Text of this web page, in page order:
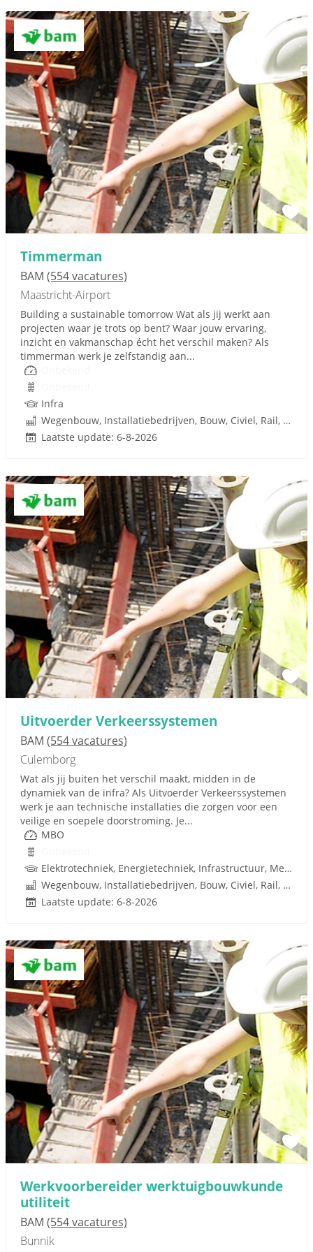
Timmerman
BAM (554 vacatures)
Maastricht-Airport
Building a sustainable tomorrow Wat als jij werkt aan
projecten waar je trots op bent? Waar jouw ervaring,
inzicht en vakmanschap écht het verschil maken? Als
timmerman werk je zelfstandig aan...
Infra
Wegenbouw, Installatiebedrijven, Bouw, Civiel, Rail, Infrastructuren
Laatste update: 6-8-2026
Uitvoerder Verkeerssystemen
BAM (554 vacatures)
Culemborg
Wat als jij buiten het verschil maakt, midden in de
dynamiek van de infra? Als Uitvoerder Verkeerssystemen
werk je aan technische installaties die zorgen voor een
veilige en soepele doorstroming. Je...
MBO
Elektrotechniek, Energietechniek, Infrastructuur, Metaal, Infra, Techniek, W-Installaties
Wegenbouw, Installatiebedrijven, Bouw, Civiel, Rail, Infrastructuren
Laatste update: 6-8-2026
Werkvoorbereider werktuigbouwkunde
utiliteit
BAM (554 vacatures)
Bunnik